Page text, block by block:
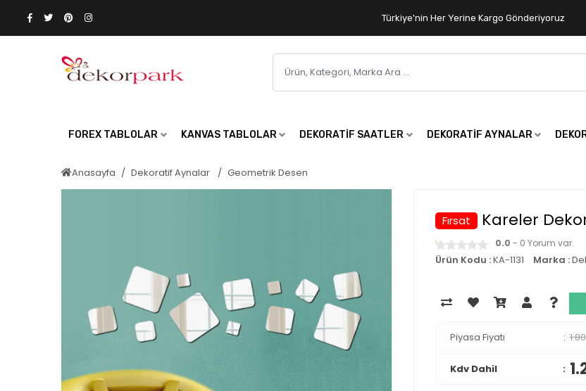
Türkiye'nin Her Yerine Kargo Gönderiyoruz
FOREX TABLOLAR KANVAS TABLOLAR DEKORATIF SAATLER DEKORATIF AYNALAR
Anasayfa Dekoratif Aynalar Geometrik Desen
Fırsat Kareler
0.0 - 0 Yorum var.
Ürün Kodu :KA-1131 Marka :
Piyasa Fiyatı
Kdv Dahil